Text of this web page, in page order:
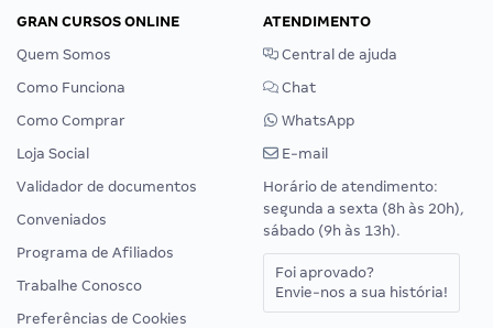
GRAN CURSOS ONLINE
Quem Somos
Como Funciona
Como Comprar
Loja Social
Validador de documentos
Conveniados
Programa de Afiliados
Trabalhe Conosco
Preferências de Cookies
ATENDIMENTO
Central de ajuda
Chat
WhatsApp
E-mail
Horário de atendimento:
segunda a sexta (8h às 20h),
sábado (9h às 13h).
Foi aprovado?
Envie-nos a sua história!